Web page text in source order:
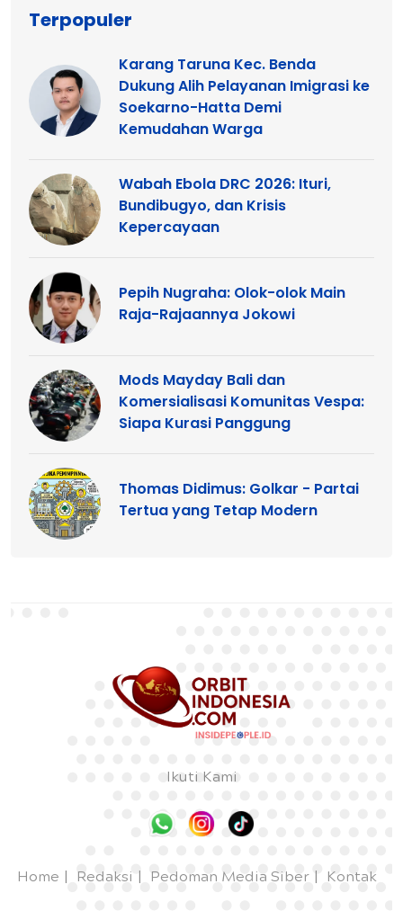
Terpopuler
Karang Taruna Kec. Benda
Dukung Alih Pelayanan Imigrasi ke
Soekarno-Hatta Demi
Kemudahan Warga
Wabah Ebola DRC 2026: Ituri,
Bundibugyo, dan Krisis
Kepercayaan
Pepih Nugraha: Olok-olok Main
Raja-Rajaannya Jokowi
Mods Mayday Bali dan
Komersialisasi Komunitas Vespa:
Siapa Kurasi Panggung
Thomas Didimus: Golkar - Partai
Tertua yang Tetap Modern
Ikuti Kami
Home Redaksi Pedoman Media Siber Kontak